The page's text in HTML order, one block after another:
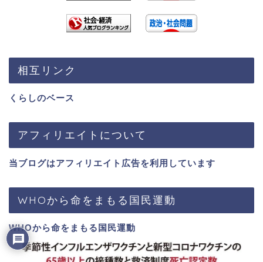
相互リンク
くらしのベース
アフィリエイトについて
当ブログはアフィリエイト広告を利用しています
WHOから命をまもる国民運動
WHOから命をまもる国民運動